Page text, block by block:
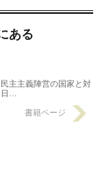
る日本学術
ある
主主義陣営の国家と対
日…
書籍ページ